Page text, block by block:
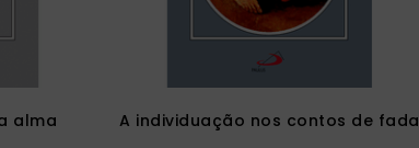
alma A individuação nos contos de fada